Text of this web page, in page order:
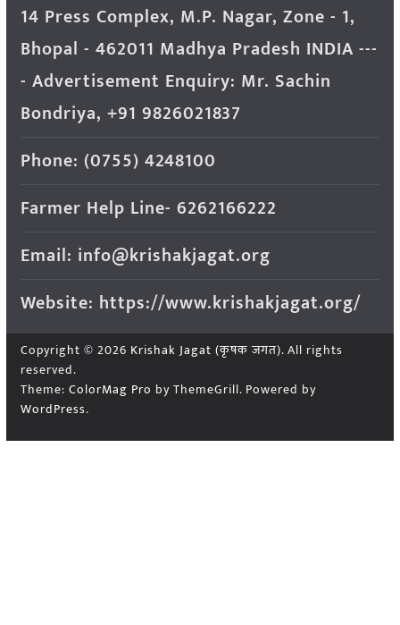
14 Press Complex, M.P. Nagar, Zone - 1,
Bhopal - 462011 Madhya Pradesh INDIA ---
- Advertisement Enquiry: Mr. Sachin
Bondriya, +91 9826021837
Phone: (0755) 4248100
Farmer Help Line- 6262166222
Email: info@krishakjagat.org
Website: https://www.krishakjagat.org/
Copyright © 2026 Krishak Jagat (कृषक जगत). All rights
reserved.
Theme: ColorMag Pro by ThemeGrill. Powered by
WordPress.